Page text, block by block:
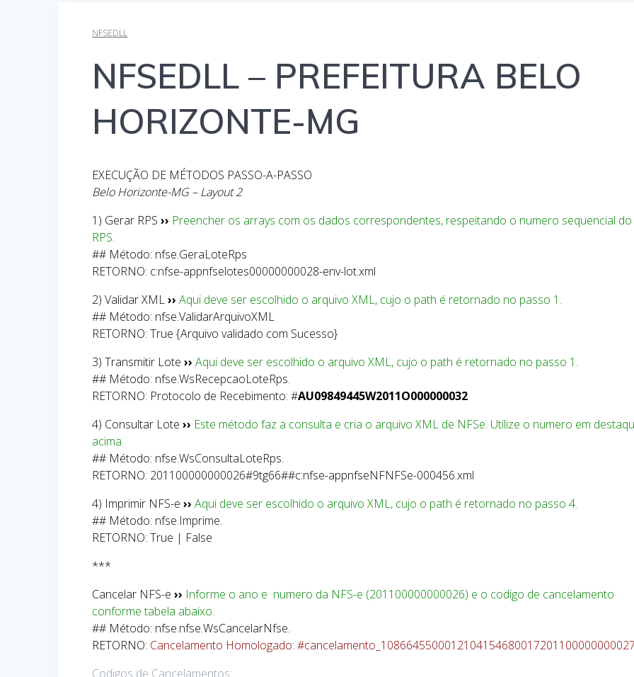
NFSEDLL
NFSEDLL – PREFEITURA BELO
HORIZONTE-MG
EXECUÇÃO DE MÉTODOS PASSO-A-PASSO
Belo Horizonte-MG – Layout 2
1) Gerar RPS›› Preencher os arrays com os dados correspondentes, respeitando o numero sequencial do
RPS.
## Método: nfse.GeraLoteRps
RETORNO: c:nfse-appnfselotes00000000028-env-lot.xml
2) Validar XML››Aqui deve ser escolhido o arquivo XML, cujo o path é retornado no passo 1.
## Método: nfse.ValidarArquivoXML
RETORNO: True {Arquivo validado com Sucesso}
3) Transmitir Lote››Aqui deve ser escolhido o arquivo XML, cujo o path é retornado no passo 1.
## Método: nfse.WsRecepcaoLoteRps.
RETORNO: Protocolo de Recebimento: #AU09849445W2011O000000032
4) Consultar Lote›› Este método faz a consulta e cria o arquivo XML de NFSe. Utilize o numero em
acima.
## Método: nfse.WsConsultaLoteRps.
RETORNO: 201100000000026#9tg66##c:nfse-appnfseNFNFSe-000456.xml
4) Imprimir NFS-e››Aqui deve ser escolhido o arquivo XML, cujo o path é retornado no passo 4.
## Método: nfse.Imprime.
RETORNO: True | False
***
Cancelar NFS-e›› Informe o ano e numero da NFS-e (201100000000026) e o codigo de cancelamento
conforme tabela abaixo.
## Método: nfse.nfse.WsCancelarNfse.
RETORNO: Cancelamento Homologado:
Codigos de Cancelamentos: